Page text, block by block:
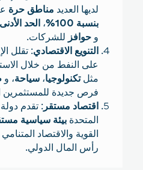
لديها العديد مناطق حرة
بنسبة 100%
، الحد
وحوافز للشركات.
التنويع الاقتصادي: تقلل
على النفط من خلال
مثلتكنولوجيا،سياحة، و
فرص جديدة للمستثمرين
اقتصاد مستقر: تقدم دولة
المتحدةبيئة سياسية
القوية والاقتصاد
رأس المال الدولي.